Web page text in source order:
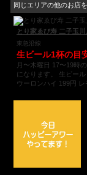
同じエリアの他のお店
とり家ゑび寿 二子玉川
東急沿線
生ビール1杯の目
月〜木曜日 17〜19時
になります。 生ビー
ウーロンハイ 199円 レ